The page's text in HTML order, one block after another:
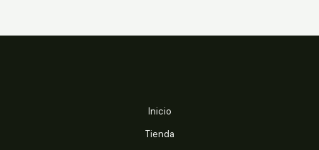
hasta
hasta
Inicio
Tienda